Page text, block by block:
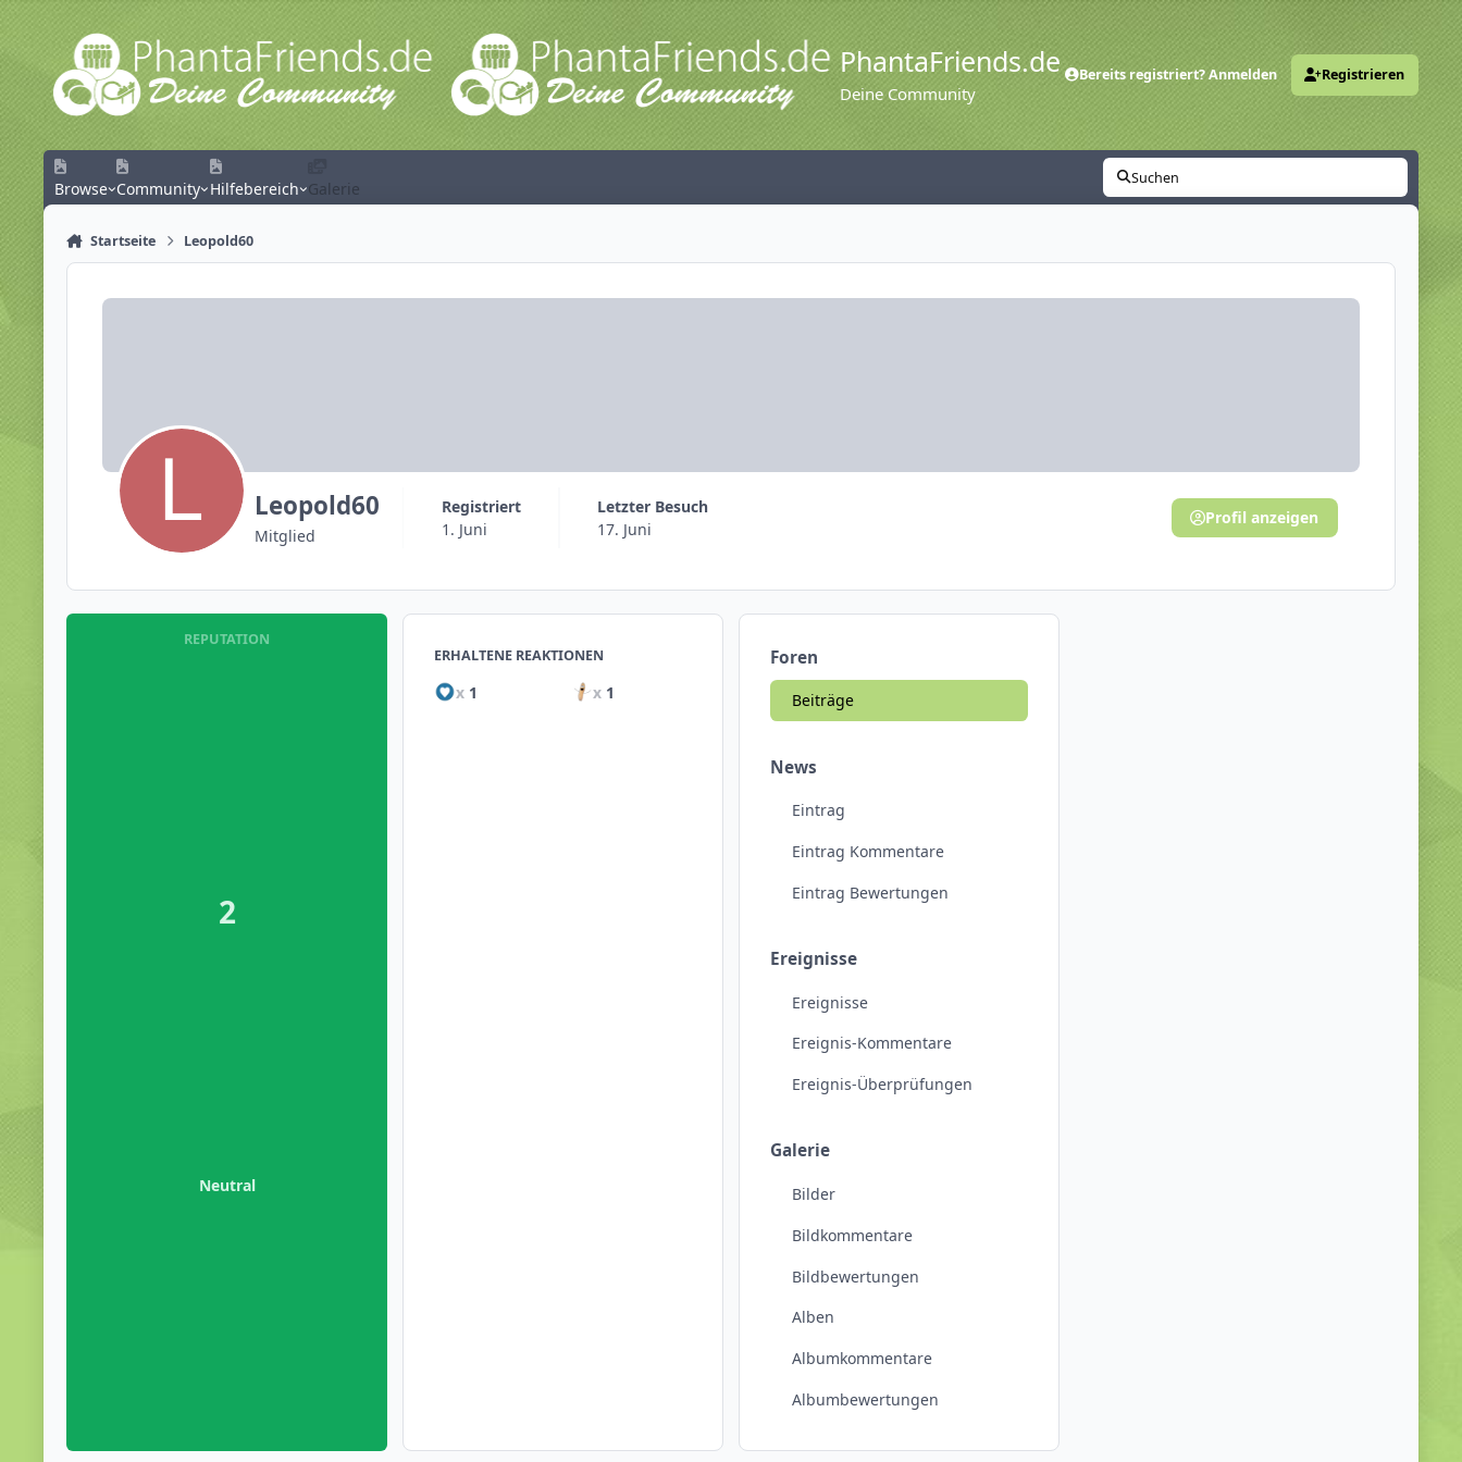
Zum Inhalt springen
PhantaFriends.de
Deine Community
Bereits registriert? Anmelden Registrieren
Browse Community Hilfebereich Galerie
Suchen
Startseite Leopold60
Leopold60
Mitglied
Registriert
1. Juni
Letzter Besuch
17. Juni
Profil anzeigen
REPUTATION
2
Neutral
ERHALTENE REAKTIONEN
x 1 x1
Foren
Beiträge
News
Eintrag
Eintrag Kommentare
Eintrag Bewertungen
Ereignisse
Ereignisse
Ereignis-Kommentare
Ereignis-Überprüfungen
Galerie
Bilder
Bildkommentare
Bildbewertungen
Alben
Albumkommentare
Albumbewertungen